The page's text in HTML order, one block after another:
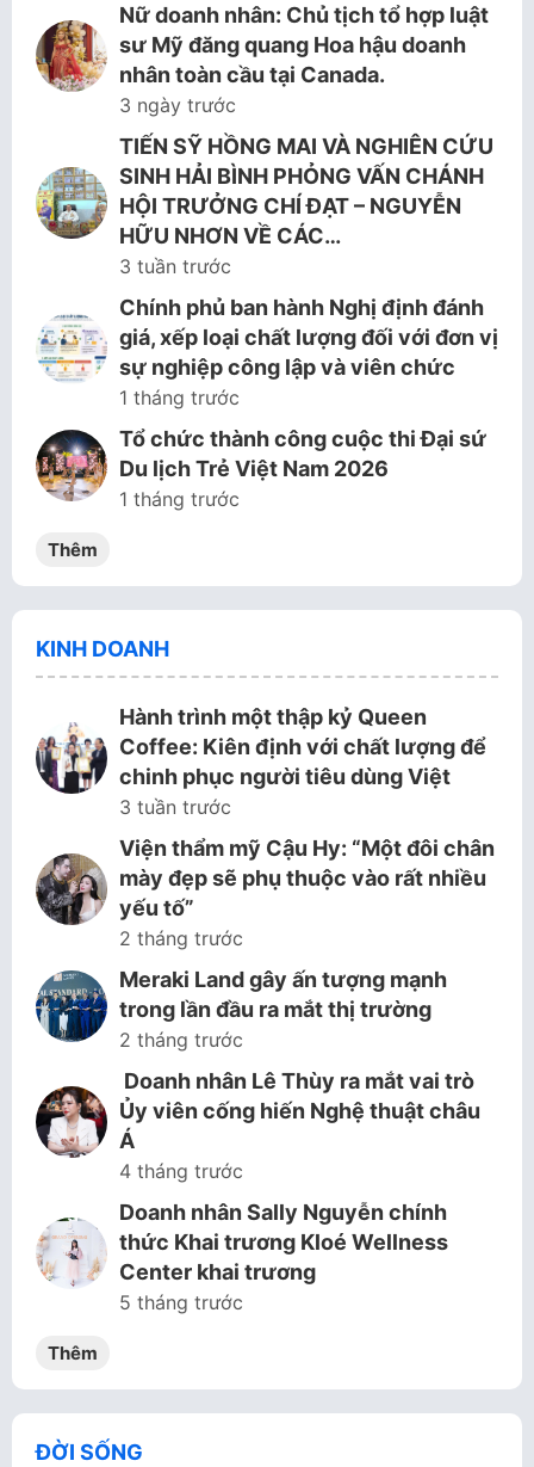
Nữ doanh nhân: Chủ tịch tổ hợp luật
sư Mỹ đăng quang Hoa hậu doanh
nhân toàn cầu tại Canada.
3 ngày trước
TIẾN SỸ HỒNG MAI VÀ NGHIÊN CỨU
SINH HẢI BÌNH PHỎNG VẤN CHÁNH
HỘI TRƯỞNG CHÍ ĐẠT – NGUYỄN
HỮU NHƠN VỀ CÁC…
3 tuần trước
Chính phủ ban hành Nghị định đánh
giá, xếp loại chất lượng đối với đơn vị
sự nghiệp công lập và viên chức
1 tháng trước
Tổ chức thành công cuộc thi Đại sứ
Du lịch Trẻ Việt Nam 2026
1 tháng trước
Thêm
KINH DOANH
Hành trình một thập kỷ Queen
Coffee: Kiên định với chất lượng để
chinh phục người tiêu dùng Việt
3 tuần trước
Viện thẩm mỹ Cậu Hy: “Một đôi chân
mày đẹp sẽ phụ thuộc vào rất nhiều
yếu tố”
2 tháng trước
Meraki Land gây ấn tượng mạnh
trong lần đầu ra mắt thị trường
2 tháng trước
Doanh nhân Lê Thùy ra mắt vai trò
Ủy viên cống hiến Nghệ thuật châu
Á
4 tháng trước
Doanh nhân Sally Nguyễn chính
thức Khai trương Kloé Wellness
Center khai trương
5 tháng trước
Thêm
ĐỜI SỐNG